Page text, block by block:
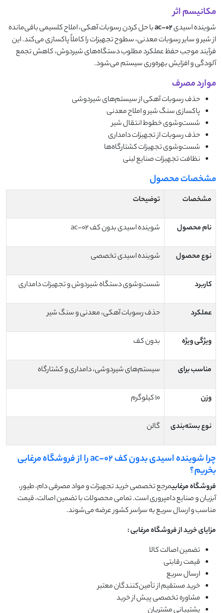
مکانیسم اثر
شوینده اسیدیac-02با حل کردن رسوبات آهکی، املاح کلسیمی باقی‌مانده
از شیر و سایر رسوبات معدنی، سطوح تجهیزات را کاملاً پاکسازی می‌کند. این
فرآیند موجب حفظ عملکرد مطلوب دستگاه‌های شیردوش، کاهش تجمع
آلودگی و افزایش بهره‌وری سیستم می‌شود.
موارد مصرف
حذف رسوبات آهکی از سیستم‌های شیردوشی
پاکسازی سنگ شیر و املاح معدنی
شست‌وشوی خطوط انتقال شیر
حذف رسوبات از تجهیزات دامداری
شست‌وشوی تجهیزات کشتارگاه‌ها
نظافت تجهیزات صنایع لبنی
مشخصات محصول
مشخصات توضیحات
نام محصول شوینده اسیدی بدون کف ac-02
نوع محصول شوینده اسیدی تخصصی
کاربرد شست‌وشوی دستگاه شیردوش و تجهیزات دامداری
عملکرد حذف رسوبات آهکی، معدنی و سنگ شیر
ویژگی ویژه بدون کف
مناسب برای سیستم‌های شیردوشی، دامداری و کشتارگاه
وزن 10 کیلوگرم
نوع بسته‌بندی گالن
چرا شوینده اسیدی بدون کف ac-02 را از فروشگاه مرغابی
بخریم؟
فروشگاه مرغابیمرجع تخصصی خرید تجهیزات و مواد مصرفی دام، طیور،
آبزیان و صنایع دامپروری است. تمامی محصولات با تضمین اصالت، قیمت
مناسب و ارسال سریع به سراسر کشور عرضه می‌شوند.
مزایای خرید از فروشگاه مرغابی:
تضمین اصالت کالا
قیمت رقابتی
ارسال سریع
خرید مستقیم از تأمین‌کنندگان معتبر
مشاوره تخصصی پیش از خرید
پشتیبانی مشتریان